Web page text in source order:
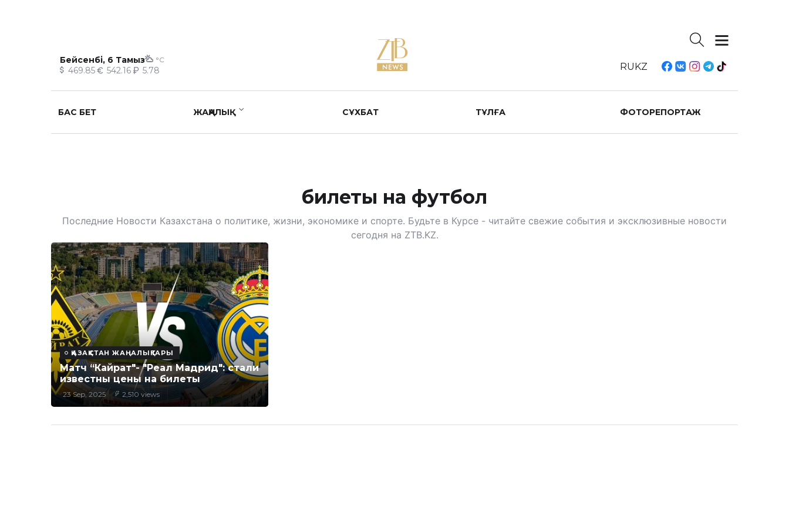
Бейсенбі, 6 Тамыз °C
469.85 542.16 5.78 RUKZ
БАС БЕТ ЖАҢАЛЫҚ СҰХБАТ ТҰЛҒА ФОТОРЕПОРТАЖ
билеты на футбол
Последние Новости Казахстана о политике, жизни, экономике и спорте. Будьте в Курсе - читайте свежие события и эксклюзивные новости
сегодня на ZTB.KZ.
ҚАЗАҚСТАН ЖАҢАЛЫҚТАРЫ
Матч “Кайрат"- "Реал Мадрид": стали
известны цены на билеты
23 Sep, 2025 2,510 views